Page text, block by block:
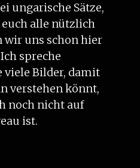
ungarische Sätze,
alle nützlich
wir uns schon hier
spreche
viele Bilder, damit
verstehen könnt,
noch nicht auf
ist.